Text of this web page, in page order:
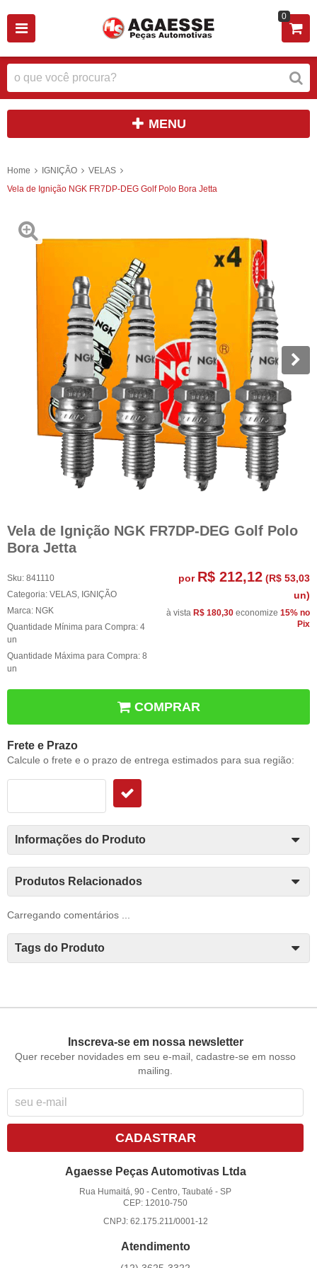
0
MENU
Home IGNIÇÃO
VELAS
Vela de Ignição NGK FR7DP-DEG Golf Polo Bora Jetta
Vela de Ignição NGK FR7DP-DEG Golf Polo
Bora Jetta
Sku: 841110
Categoria: VELAS, IGNIÇÃO
Marca: NGK
Quantidade Mínima para Compra: 4
un
Quantidade Máxima para Compra: 8
un
por R$ 212,12 (R$ 53,03
un)
à vista R$ 180,30 economize 15% no
Pix
COMPRAR
Frete e Prazo
Calcule o frete e o prazo de entrega estimados para sua região:
Informações do Produto
Produtos Relacionados
Carregando comentários ...
Tags do Produto
Inscreva-se em nossa newsletter
Quer receber novidades em seu e-mail, cadastre-se em nosso
mailing.
CADASTRAR
Agaesse Peças Automotivas Ltda
Rua Humaitá, 90 -Centro, Taubaté -SP
CEP: 12010-750
CNPJ: 62.175.211/0001-12
Atendimento